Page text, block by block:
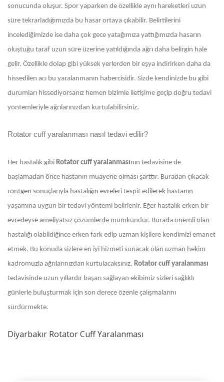
sonucunda oluşur. Spor yaparken de özellikle aynı hareketleri uzun
süre tekrarladığımızda bu hasar ortaya çıkabilir. Belirtilerini
incelediğimizde ise daha çok gece yatağımıza yattığımızda hasarın
oluştuğu taraf uzun süre üzerine yatıldığında ağrı daha belirgin hale
gelir. Özellikle dolap gibi yüksek yerlerden bir eşya indirirken daha da
hissedilen acı bu yaralanmanın habercisidir. Sizde kendinizde bu gibi
durumları hissediyorsanız hemen bizimle iletişime geçip doğru tedavi
yöntemleriyle ağrılarınızdan kurtulabilirsiniz.
Rotator cuff yaralanması nasıl tedavi edilir?
Her hastalık gibi Rotator cuff yaralanmasının tedavisine de
başlamadan önce hastanın muayene olması şarttır. Buradan çıkacak
röntgen sonuçlarıyla hastalığın evreleri tespit edilerek hastanın
yaşamına uygun bir tedavi yöntemi belirlenir. Eğer hastalık erken bir
evredeyse ameliyatsız çözümlerde mümkündür. Burada önemli olan
hastalığı olabildiğince erken fark edip uzman kişilere kendimizi emanet
etmek. Bu konuda sizlere en iyi hizmeti sunacak olan uzman hekim
kadromuzla ağrılarınızdan kurtulacaksınız. Rotator cuff yaralanması
tedavisinde uzun yıllardır başarı sağlayan ekibimiz sizleri sağlıklı
günlerle buluşturmak için son derece özenle çalışmalarını
sürdürmekte.
Diyarbakır Rotator Cuff Yaralanması